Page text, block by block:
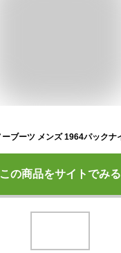
この商品をサイトでみる